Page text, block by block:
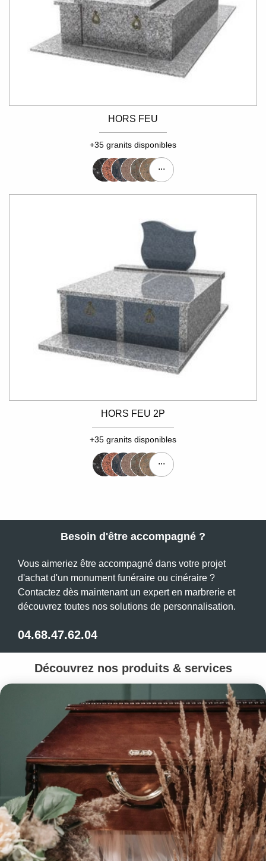
HORS FEU
+35 granits disponibles
...
HORS FEU 2P
+35 granits disponibles
...
Besoin d'être accompagné ?
Vous aimeriez être accompagné dans votre projet
d'achat d'un monument funéraire ou cinéraire ?
Contactez dès maintenant un expert en marbrerie et
découvrez toutes nos solutions de personnalisation.
04.68.47.62.04
Découvrez nos produits & services